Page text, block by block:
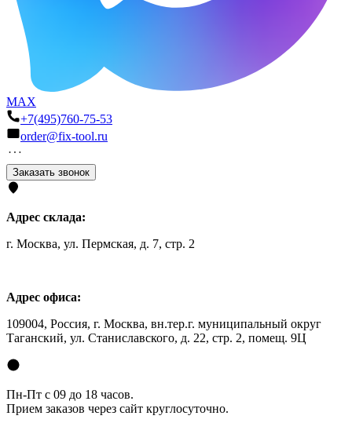
MAX
+7(495)760-75-53
order@fix-tool.ru
Заказать звонок
Адрес склада:
г. Москва, ул. Пермская, д. 7, стр. 2
Адрес офиса:
109004, Россия, г. Москва, вн.тер.г. муниципальный округ
Таганский, ул. Станиславского, д. 22, стр. 2, помещ. 9Ц
Пн-Пт с 09 до 18 часов.
Прием заказов через сайт круглосуточно.